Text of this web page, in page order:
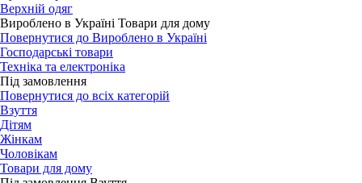
Верхній одяг
Вироблено в Україні Товари для дому
Повернутися до Вироблено в Україні
Господарські товари
Техніка та електроніка
Під замовлення
Повернутися до всіх категорій
Взуття
Дітям
Жінкам
Чоловікам
Товари для дому